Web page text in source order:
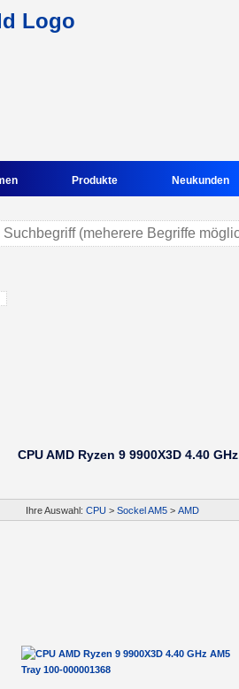
Produkte Neukunden
CPU AMD Ryzen 9 9900X3D 4.40
Ihre Auswahl: CPU > Sockel AM5 > AMD